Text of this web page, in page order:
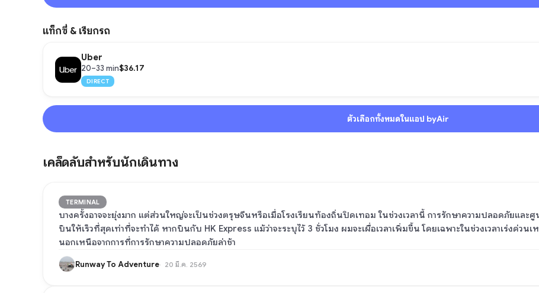
แท็กซี่ & เรียกรถ
Uber
20–33 min$36.17
DIRECT
ตัวเลือกทั้งหมดในแอป byAir
เคล็ดลับสำหรับนักเดินทาง
TERMINAL
บางครั้งอาจจะยุ่งมาก แต่ส่วนใหญ่จะเป็นช่วงตรุษจีนหรือเมื่อโรงเรียนท้องถิ่นปิดเทอม ในช่วงเวลานี้ การรักษาความปลอดภัยและ
บินให้เร็วที่สุดเท่าที่จะทำได้ หากบินกับ HK Express แม้ว่าจะระบุไว้ 3 ชั่วโมง ผมจะเผื่อเวลาเพิ่มขึ้น โดยเฉพาะในช่วงเวลาเร่งด่ว
นอกเหนือจากการที่การรักษาความปลอดภัยล่าช้า
Runway To Adventure 20 มี.ค. 2569